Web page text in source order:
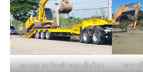
รถเทรลเลอร์ขนย้ายรถแม็คโคร รถหาง